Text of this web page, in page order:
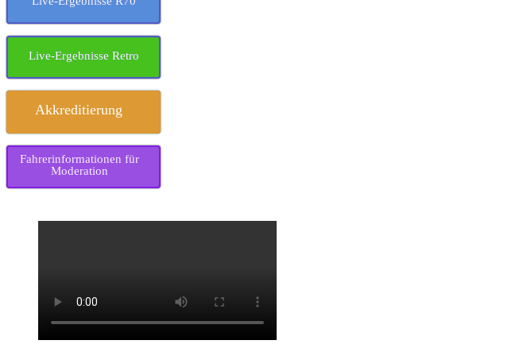
Live-Ergebnisse Retro
Akkreditierung
Fahrerinformationen für
Moderation